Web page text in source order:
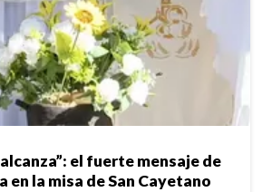
el fuerte mensaje de
en la misa de San Cayetano